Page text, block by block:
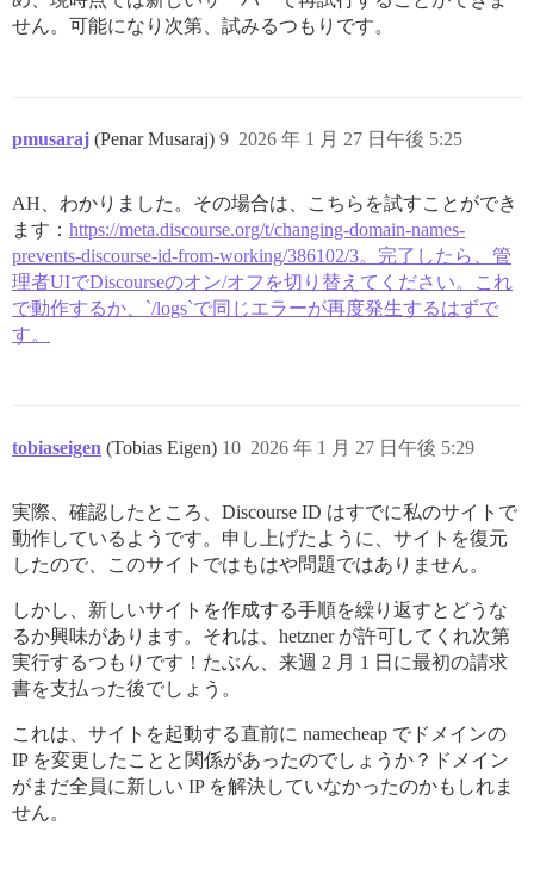
せん。可能になり次第、試みるつもりです。
pmusaraj (Penar Musaraj) 2026 年 1 月 27 日午後 5:25
9
AH、わかりました。その場合は、こちらを試すことができ
ます： https://meta.discourse.org/t/changing-domain-names-
prevents-discourse-id-from-working/386102/3。完了したら、管
理者UIでDiscourseのオン/オフを切り替えてください。これ
で動作するか、`/logs`で同じエラーが再度発生するはずで
す。
tobiaseigen (Tobias Eigen) 2026 年 1 月 27 日午後 5:29
10
実際、確認したところ、Discourse ID はすでに私のサイトで
動作しているようです。申し上げたように、サイトを復元
したので、このサイトではもはや問題ではありません。
しかし、新しいサイトを作成する手順を繰り返すとどうな
るか興味があります。それは、hetzner が許可してくれ次第
実行するつもりです！たぶん、来週 2 月 1 日に最初の請求
書を支払った後でしょう。
これは、サイトを起動する直前に namecheap でドメインの
IP を変更したことと関係があったのでしょうか？ドメイン
がまだ全員に新しい IP を解決していなかったのかもしれま
せん。